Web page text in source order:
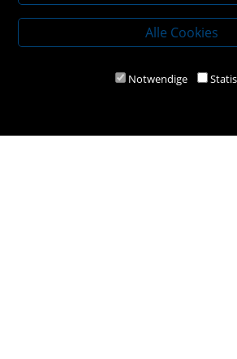
Kundenservice
Kontakt
Alle Cookies
Notwendige